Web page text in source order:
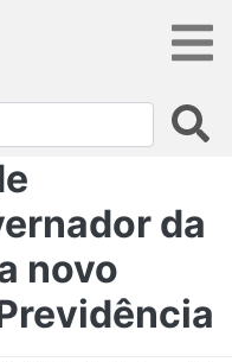
da
novo